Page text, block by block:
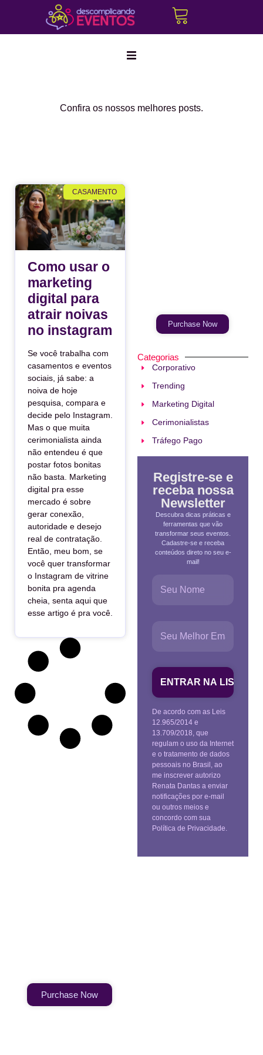
Corporativo
Cerimonialistas
Tráfego Pago
Confira os nossos melhores posts.
CASAMENTO
Como usar o
marketing
digital para
atrair noivas
no instagram
Se você trabalha com
casamentos e eventos
sociais, já sabe: a
noiva de hoje
pesquisa, compara e
decide pelo Instagram.
Mas o que muita
cerimonialista ainda
não entendeu é que
postar fotos bonitas
não basta. Marketing
digital pra esse
mercado é sobre
gerar conexão,
autoridade e desejo
real de contratação.
Então, meu bom, se
você quer transformar
o Instagram de vitrine
bonita pra agenda
cheia, senta aqui que
esse artigo é pra você.
Purchase Now
Categorias
Corporativo
Trending
Marketing Digital
Cerimonialistas
Tráfego Pago
Registre-se e
receba nossa
Newsletter
Descubra dicas práticas e
ferramentas que vão
transformar seus eventos.
Cadastre-se e receba
conteúdos direto no seu e-
mail!
De acordo com as Leis
12.965/2014 e
13.709/2018, que
regulam o uso da Internet
e o tratamento de dados
pessoais no Brasil, ao
me inscrever autorizo
Renata Dantas a enviar
notificações por e-mail
ou outros meios e
concordo com sua
Política de Privacidade.
Purchase Now